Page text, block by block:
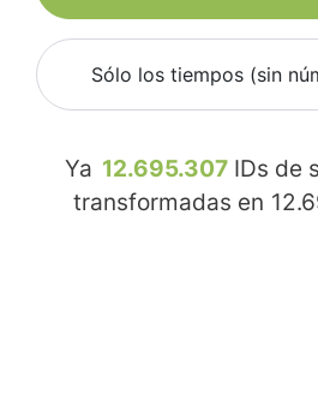
Sólo los tiempos (sin
Ya 12.695.307 IDs de
transformadas en